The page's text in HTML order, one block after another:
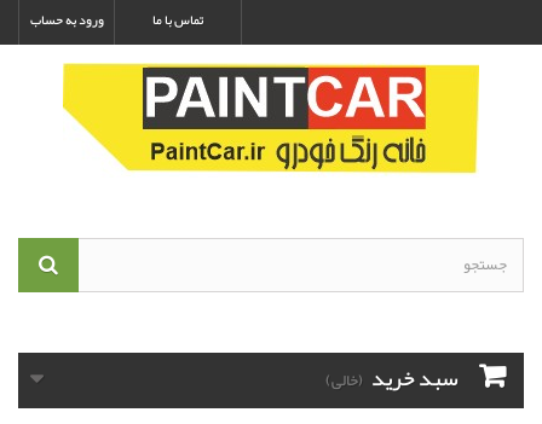
ورود به حساب تماس با ما
سبد خرید (خالی)